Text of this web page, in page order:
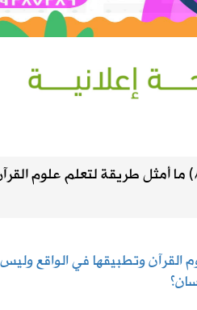
الهولندي مارينو بوسيتش
عبدالله الشهري قائدًا للتحالف البحري
سبتمبر يحسم الجاهزية ونوفمبر
الرابط بين العقير والطرف لتعزيز
حوارية (٨٥) ما أمثل طريقة لتعلم
علوم القرآن وتطبيقها في الواقع وليس